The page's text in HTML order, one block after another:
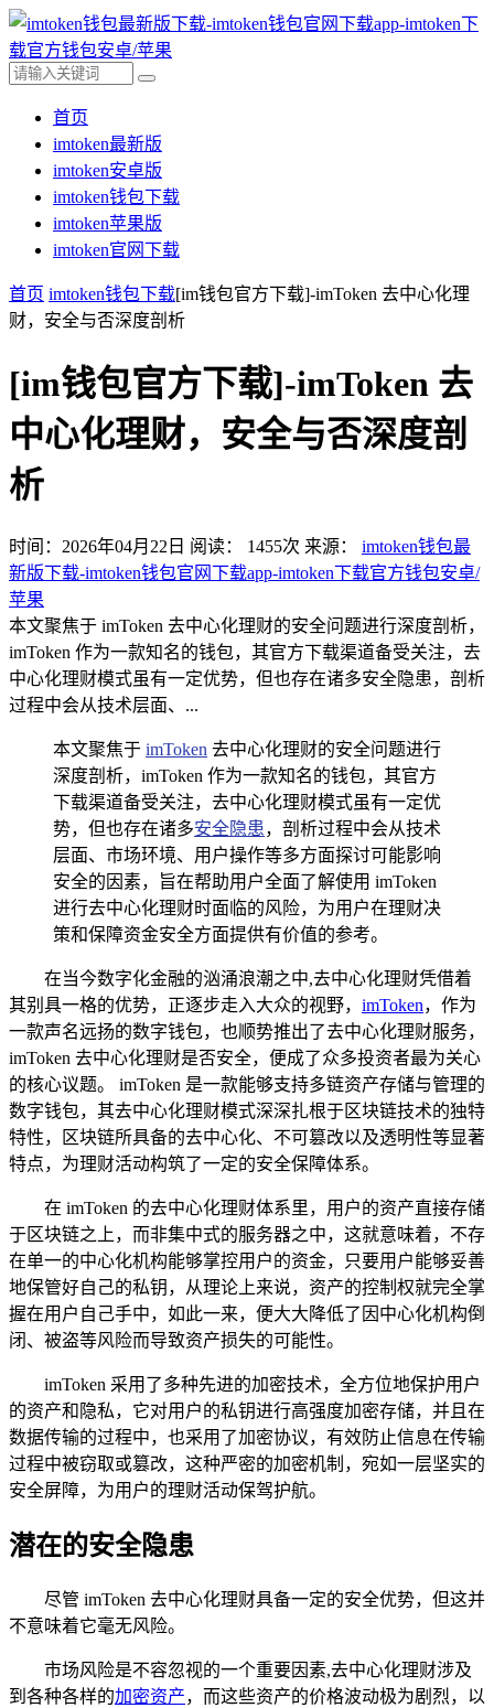
首页
imtoken最新版
imtoken安卓版
imtoken钱包下载
imtoken苹果版
imtoken官网下载
首页 imtoken钱包下载[im钱包官方下载]-imToken 去中心化理
财，安全与否深度剖析
[im钱包官方下载]-imToken 去
中心化理财，安全与否深度剖
析
时间：2026年04月22日 阅读： 1455次 来源： imtoken钱包最
新版下载-imtoken钱包官网下载app-imtoken下载官方钱包安卓/
苹果
本文聚焦于 imToken 去中心化理财的安全问题进行深度剖析，
imToken 作为一款知名的钱包，其官方下载渠道备受关注，去
中心化理财模式虽有一定优势，但也存在诸多安全隐患，剖析
过程中会从技术层面、...
本文聚焦于 imToken 去中心化理财的安全问题进行
深度剖析，imToken 作为一款知名的钱包，其官方
下载渠道备受关注，去中心化理财模式虽有一定优
势，但也存在诸多安全隐患，剖析过程中会从技术
层面、市场环境、用户操作等多方面探讨可能影响
安全的因素，旨在帮助用户全面了解使用 imToken
进行去中心化理财时面临的风险，为用户在理财决
策和保障资金安全方面提供有价值的参考。
在当今数字化金融的汹涌浪潮之中,去中心化理财凭借着
其别具一格的优势，正逐步走入大众的视野， imToken，作为
一款声名远扬的数字钱包，也顺势推出了去中心化理财服务，
imToken 去中心化理财是否安全，便成了众多投资者最为关心
的核心议题。 imToken 是一款能够支持多链资产存储与管理的
数字钱包，其去中心化理财模式深深扎根于区块链技术的独特
特性，区块链所具备的去中心化、不可篡改以及透明性等显著
特点，为理财活动构筑了一定的安全保障体系。
在 imToken 的去中心化理财体系里，用户的资产直接存储
于区块链之上，而非集中式的服务器之中，这就意味着，不存
在单一的中心化机构能够掌控用户的资金，只要用户能够妥善
地保管好自己的私钥，从理论上来说，资产的控制权就完全掌
握在用户自己手中，如此一来，便大大降低了因中心化机构倒
闭、被盗等风险而导致资产损失的可能性。
imToken 采用了多种先进的加密技术，全方位地保护用户
的资产和隐私，它对用户的私钥进行高强度加密存储，并且在
数据传输的过程中，也采用了加密协议，有效防止信息在传输
过程中被窃取或篡改，这种严密的加密机制，宛如一层坚实的
安全屏障，为用户的理财活动保驾护航。
潜在的安全隐患
尽管 imToken 去中心化理财具备一定的安全优势，但这并
不意味着它毫无风险。
市场风险是不容忽视的一个重要因素,去中心化理财涉及
到各种各样的加密资产，而这些资产的价格波动极为剧烈，以